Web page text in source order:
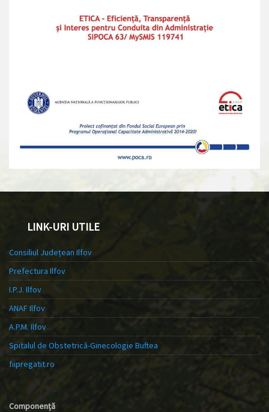
LINK-URI UTILE
Consiliul Județean Ilfov
Prefectura Ilfov
I.P.J. Ilfov
ANAF Ilfov
A.P.M. Ilfov
Spitalul de Obstetrică-Ginecologie Buftea
fiipregatit.ro
Componență